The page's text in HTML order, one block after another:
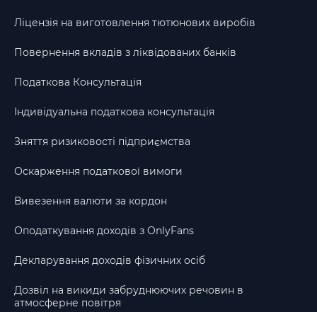
Ліцензія на виготовлення тютюнових виробів
Повернення вкладів з ліквідованих банків
Податкова Консультація
Індивідуальна податкова консультація
Зняття ризиковості підприємства
Оскарження податкової вимоги
Вивезення валюти за кордон
Оподаткування доходів з OnlyFans
Декларування доходів фізичних осіб
Дозвіл на викиди забруднюючих речовин в
атмосферне повітря